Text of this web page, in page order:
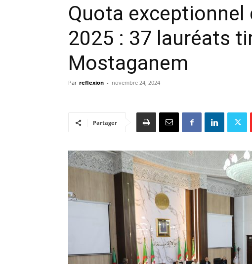
Quota exceptionnel
2025 : 37 lauréats
Mostaganem
Par reflexion - novembre 24, 2024
Partager